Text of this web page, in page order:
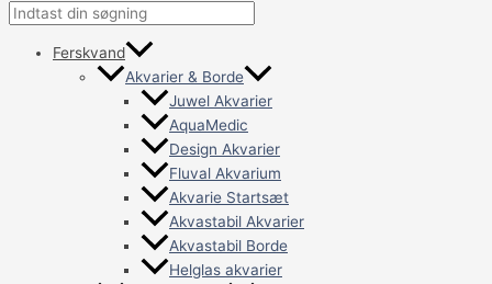
Ferskvand
Akvarier & Borde
Juwel Akvarier
AquaMedic
Design Akvarier
Fluval Akvarium
Akvarie Startsæt
Akvastabil Akvarier
Akvastabil Borde
Helglas akvarier